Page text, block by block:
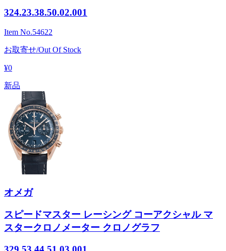
324.23.38.50.02.001
Item No.54622
お取寄せ/Out Of Stock
¥0
新品
オメガ
スピードマスター レーシング コーアクシャル マ
スタークロノメーター クロノグラフ